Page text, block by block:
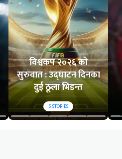
विश्वकप २०२६ को
सुरुवात : उद्घाटन दिनका
दुई ठूला भिडन्त
5STORIES